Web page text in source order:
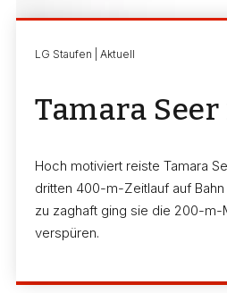
LG Staufen | Aktuell
Tamara
Hoch motiviert reiste Tamara
dritten 400-m-Zeitlauf auf
zu zaghaft ging sie die 200-m-
verspüren.